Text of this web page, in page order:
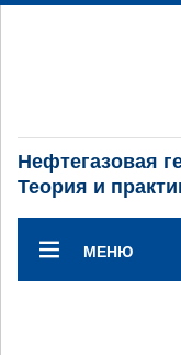
Нефтегазовая
Теория и
МЕНЮ